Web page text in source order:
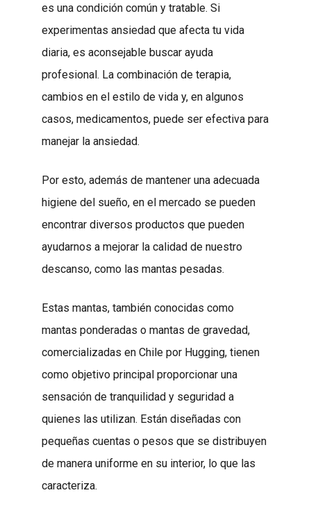
es una condición común y tratable. Si
experimentas ansiedad que afecta tu vida
diaria, es aconsejable buscar ayuda
profesional. La combinación de terapia,
cambios en el estilo de vida y, en algunos
casos, medicamentos, puede ser efectiva para
manejar la ansiedad.
Por esto, además de mantener una adecuada
higiene del sueño, en el mercado se pueden
encontrar diversos productos que pueden
ayudarnos a mejorar la calidad de nuestro
descanso, como las mantas pesadas.
Estas mantas, también conocidas como
mantas ponderadas o mantas de gravedad,
comercializadas en Chile por Hugging, tienen
como objetivo principal proporcionar una
sensación de tranquilidad y seguridad a
quienes las utilizan. Están diseñadas con
pequeñas cuentas o pesos que se distribuyen
de manera uniforme en su interior, lo que las
caracteriza.